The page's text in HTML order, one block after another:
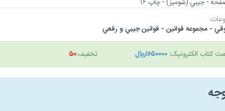
- مجموعه قوانين - قوانين جيبي و رقعي
کتاب الکترونیک:۱۶۵۰۰۰۰ريال تخفیف:۵۰